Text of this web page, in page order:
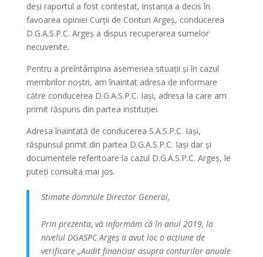
deși raportul a fost contestat, instanța a decis în
favoarea opiniei Curții de Conturi Argeș, conducerea
D.G.A.S.P.C. Argeș a dispus recuperarea sumelor
necuvenite.
Pentru a preîntâmpina asemenea situații și în cazul
membrilor noștri, am înaintat adresa de informare
către conducerea D.G.A.S.P.C. Iași, adresa la care am
primit răspuns din partea instituției.
Adresa înaintată de conducerea S.A.S.P.C. Iași,
răspunsul primit din partea D.G.A.S.P.C. Iași dar și
documentele referitoare la cazul D.G.A.S.P.C. Argeș, le
puteți consulta mai jos.
Stimate domnule Director General,
Prin prezenta, vă informăm că în anul 2019, la
nivelul DGASPC Argeș a avut loc o acțiune de
verificare „Audit financiar asupra conturilor anuale